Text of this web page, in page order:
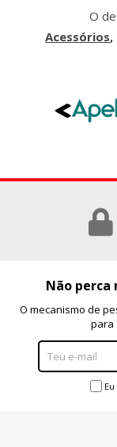
O
Acessórios
Não perca
O mecanismo de
para
GUARDAR
Puedes volver a